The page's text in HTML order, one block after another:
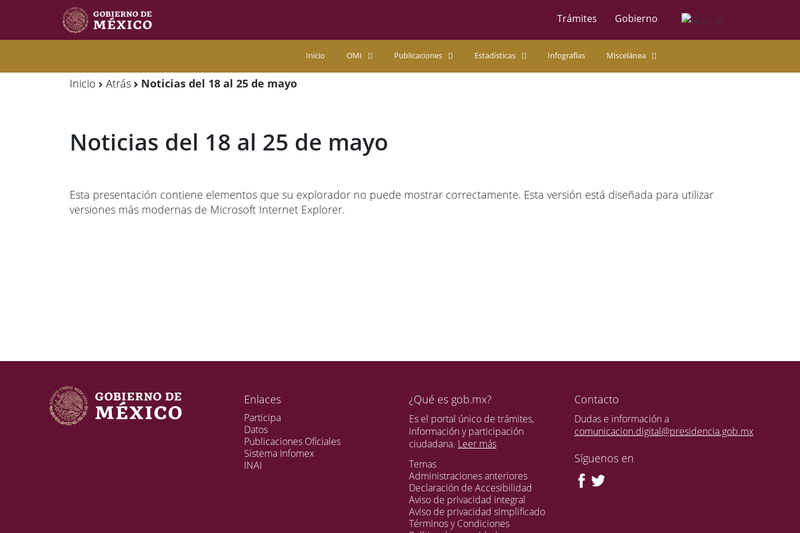
de
Humanas
Trámites Gobierno
de
Humanas
Inicio OMI Publicaciones Estadísticas Infografías Miscelánea
Inicio Atrás Noticias del 18 al 25 de mayo
Noticias del 18 al 25 de mayo
Esta presentación contiene elementos que su explorador no puede mostrar correctamente. Esta versión está diseñada para utilizar
versiones más modernas de Microsoft Internet Explorer.
Enlaces
Participa
Datos
Publicaciones Oficiales
Sistema Infomex
INAI
¿Qué es gob.mx?
Es el portal único de trámites,
información y participación
ciudadana. Leer más
Temas
Administraciones anteriores
Declaración de Accesibilidad
Aviso de privacidad integral
Aviso de privacidad simplificado
Términos y Condiciones
Contacto
Dudas e información a
comunicacion.digital@presidencia.gob.mx
Síguenos en